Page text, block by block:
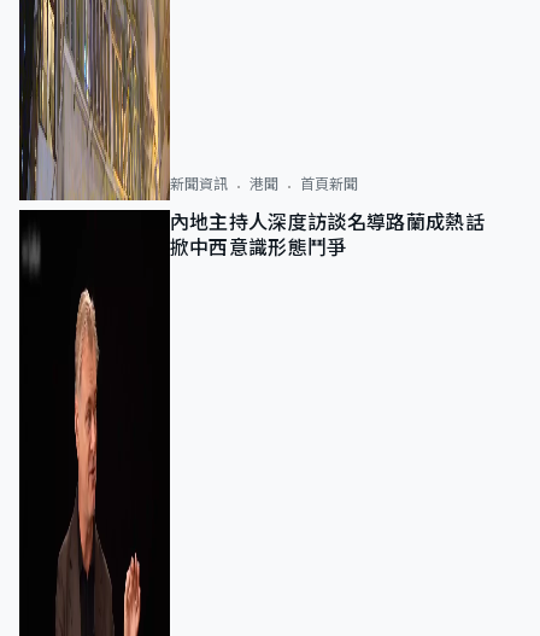
新聞資訊 港聞 首頁新聞
內地主持人深度訪談名導路蘭成熱話
掀中西意識形態鬥爭